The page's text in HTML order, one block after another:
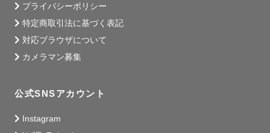
プライバシーポリシー
特定商取引法に基づく表記
対応ブラウザについて
カメラマン募集
公式SNSアカウント
Instagram